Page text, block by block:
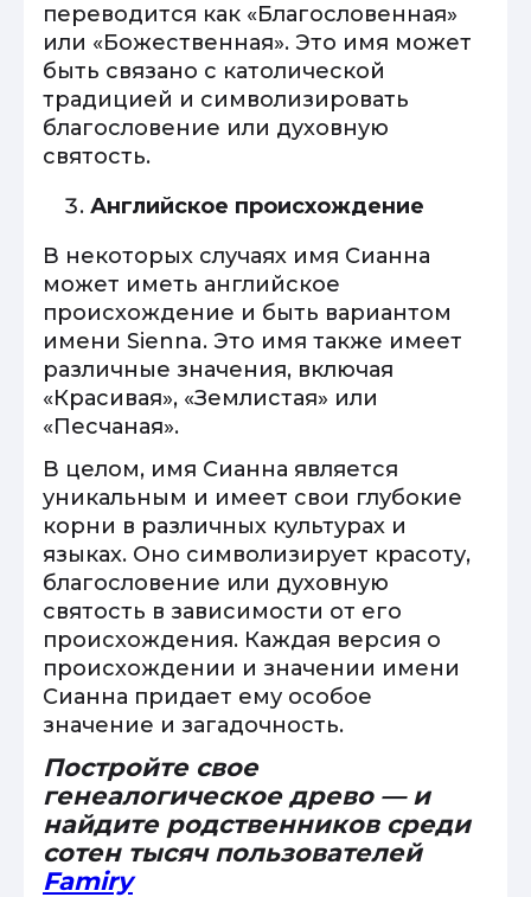
переводится как «Благословенная»
или «Божественная». Это имя может
быть связано с католической
традицией и символизировать
благословение или духовную
святость.
Английское происхождение
В некоторых случаях имя Сианна
может иметь английское
происхождение и быть вариантом
имени Sienna. Это имя также имеет
различные значения, включая
«Красивая», «Землистая» или
«Песчаная».
В целом, имя Сианна является
уникальным и имеет свои глубокие
корни в различных культурах и
языках. Оно символизирует красоту,
благословение или духовную
святость в зависимости от его
происхождения. Каждая версия о
происхождении и значении имени
Сианна придает ему особое
значение и загадочность.
Постройте свое
генеалогическое древо — и
найдите родственников среди
сотен тысяч пользователей
Famiry